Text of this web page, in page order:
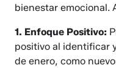
bienestar emocional.
1. Enfoque Positivo:
positivo al identificar
de enero, como